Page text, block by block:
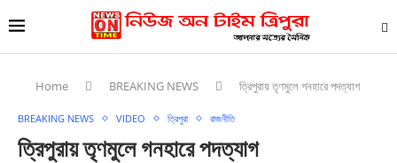
Home BREAKING NEWS ত্রিপুরায় তৃণমুলে গনহারে পদত্যাগ
BREAKING NEWS VIDEO ত্রিপুরা রাজনীতি
ত্রিপুরায় তৃণমুলে গনহারে পদত্যাগ